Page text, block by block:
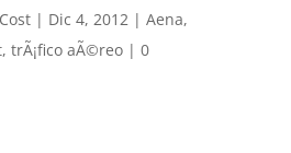
| Dic 4, 2012| Aena,
, trÃ¡fico aÃ©reo| 0